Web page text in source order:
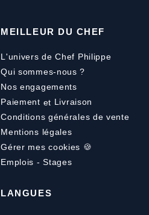
MEILLEUR DU CHEF
L'univers de Chef Philippe
Qui sommes-nous ?
Nos engagements
Paiement et Livraison
Conditions générales de vente
Mentions légales
Gérer mes cookies 🍪
Emplois - Stages
LANGUES